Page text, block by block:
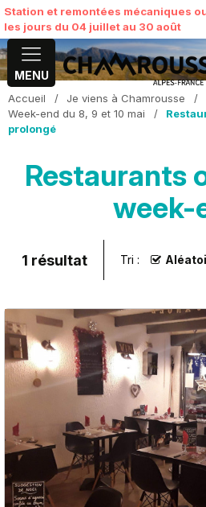
Station et remontées mécaniques
les jours du 04 juillet au 30 août
MENU
Accueil / Je viens à Chamrousse /
Week-end du 8, 9 et 10 mai
/
prolongé
Restaurants
week-
1 résultat Tri :